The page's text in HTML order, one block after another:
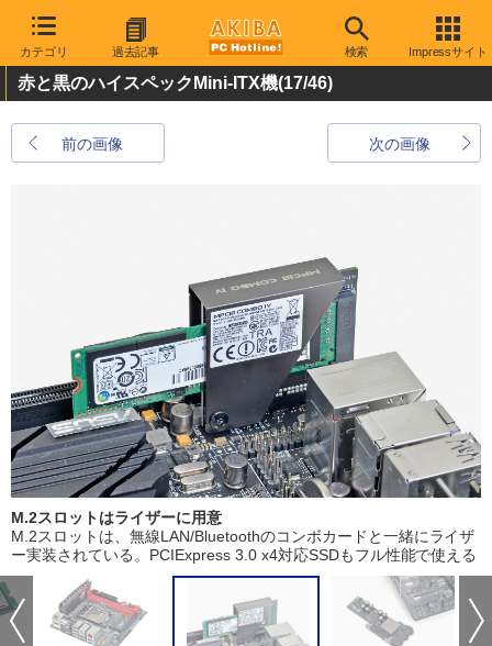
カテゴリ 過去記事 検索 Impressサイト
赤と黒のハイスペックMini-ITX機(17/46)
前の画像 次の画像
M.2スロットはライザーに用意
M.2スロットは、無線LAN/Bluetoothのコンボカードと一緒にライザ
ー実装されている。PCIExpress 3.0 x4対応SSDもフル性能で使える